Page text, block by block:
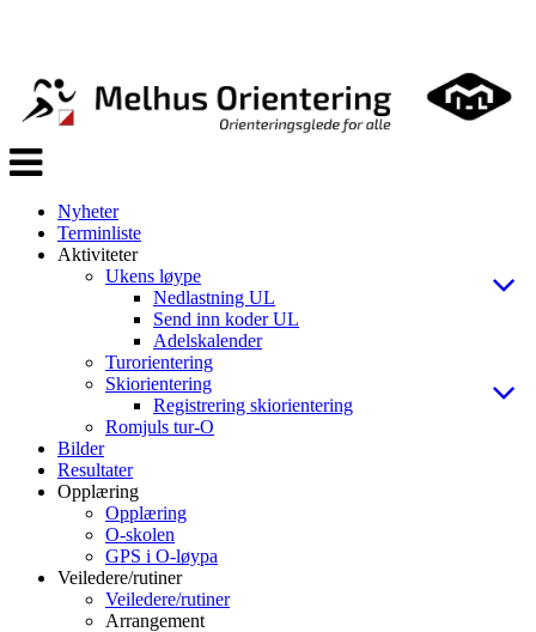
Veksle
navigasjon
Nyheter
Terminliste
Aktiviteter
Ukens løype
Nedlastning UL
Send inn koder UL
Adelskalender
Turorientering
Skiorientering
Registrering skiorientering
Romjuls tur-O
Bilder
Resultater
Opplæring
Opplæring
O-skolen
GPS i O-løypa
Veiledere/rutiner
Veiledere/rutiner
Arrangement